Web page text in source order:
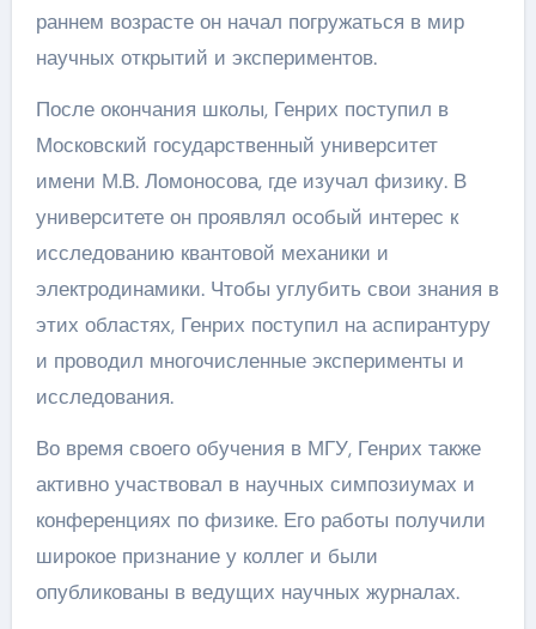
раннем возрасте он начал погружаться в мир
научных открытий и экспериментов.
После окончания школы, Генрих поступил в
Московский государственный университет
имени М.В. Ломоносова, где изучал физику. В
университете он проявлял особый интерес к
исследованию квантовой механики и
электродинамики. Чтобы углубить свои знания в
этих областях, Генрих поступил на аспирантуру
и проводил многочисленные эксперименты и
исследования.
Во время своего обучения в МГУ, Генрих также
активно участвовал в научных симпозиумах и
конференциях по физике. Его работы получили
широкое признание у коллег и были
опубликованы в ведущих научных журналах.